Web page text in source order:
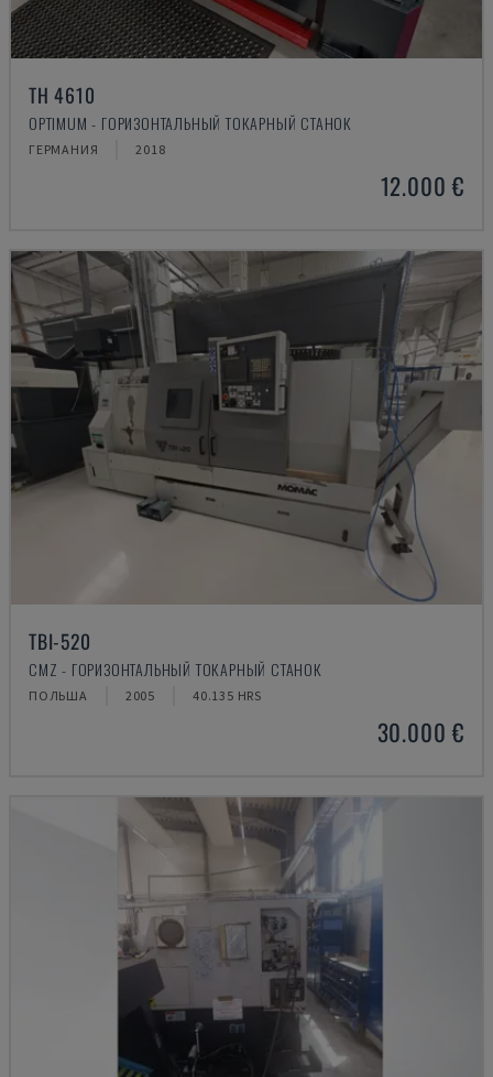
TH 4610
OPTIMUM - ГОРИЗОНТАЛЬНЫЙ ТОКАРНЫЙ СТАНОК
ГЕРМАНИЯ 2018
12.000 €
TBI-520
CMZ - ГОРИЗОНТАЛЬНЫЙ ТОКАРНЫЙ СТАНОК
ПОЛЬША 2005 40.135 HRS
30.000 €